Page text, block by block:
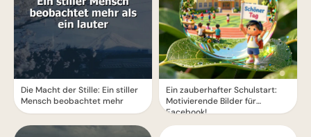
Die Macht der Stille: Ein stiller
Mensch beobachtet mehr
Ein zauberhafter Schulstart:
Motivierende Bilder für
Facebook!